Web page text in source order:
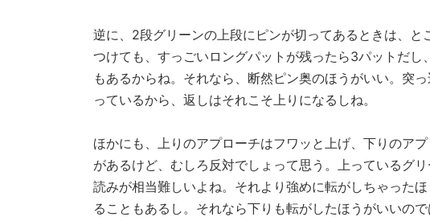
逆に、2段グリーンの上段にピンが切ってあるときは、
つけても、すっごいロングパットが残ったら3パットだ
もあるからね。それなら、断然ピン奥のほうがいい。突
っているから、返しはそれこそ上りになるしね。
ほかにも、上りのアプローチはフワッと上げ、下りのア
があるけど、むしろ反対でしょって思う。上っているグ
読みが相当難しいよね。それより強めに転がしちゃった
ることもあるし。それなら下りも転がしたほうがいいの